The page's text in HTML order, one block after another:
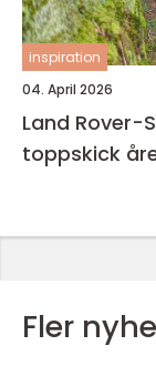
inspiration
04. April 2026
Land Rover-
toppskick
Fler